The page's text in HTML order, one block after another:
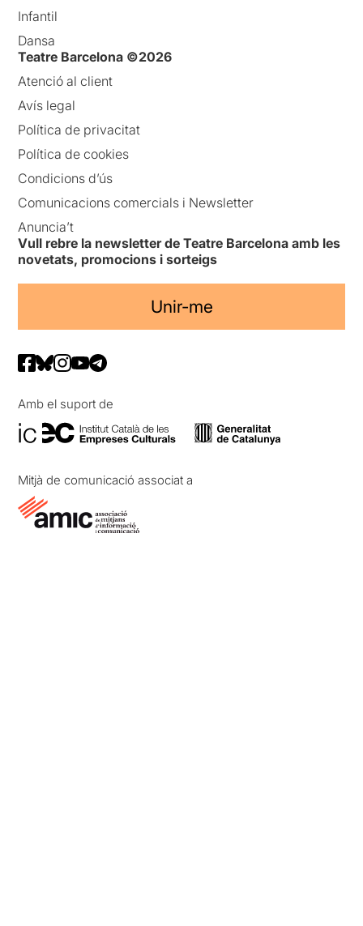
Infantil
Dansa
Teatre Barcelona ©2026
Atenció al client
Avís legal
Política de privacitat
Política de cookies
Condicions d’ús
Comunicacions comercials i Newsletter
Anuncia’t
Vull rebre la newsletter de Teatre Barcelona amb les
novetats, promocions i sorteigs
Unir-me
Amb el suport de
Mitjà de comunicació associat a